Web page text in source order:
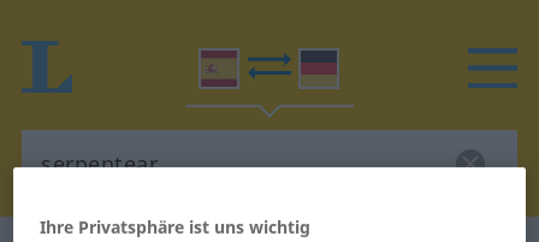
Ihre Privatsphäre ist uns wichtig